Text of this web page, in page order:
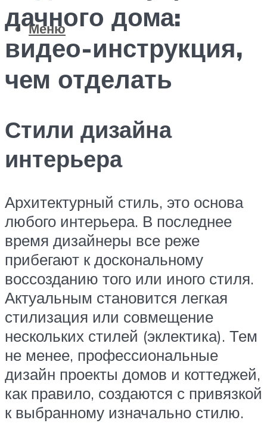
Меню
дачного дома:
видео-инструкция,
чем отделать
Стили дизайна
интерьера
Архитектурный стиль, это основа
любого интерьера. В последнее
время дизайнеры все реже
прибегают к доскональному
воссозданию того или иного стиля.
Актуальным становится легкая
стилизация или совмещение
нескольких стилей (эклектика). Тем
не менее, профессиональные
дизайн проекты домов и коттеджей,
как правило, создаются с привязкой
к выбранному изначально стилю.